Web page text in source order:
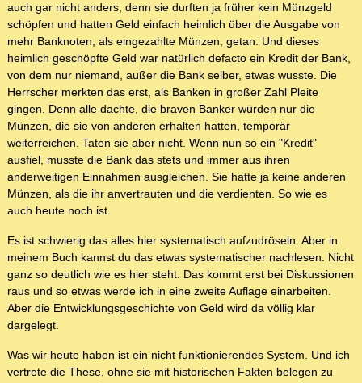
auch gar nicht anders, denn sie durften ja früher kein Münzgeld
schöpfen und hatten Geld einfach heimlich über die Ausgabe von
mehr Banknoten, als eingezahlte Münzen, getan. Und dieses
heimlich geschöpfte Geld war natürlich defacto ein Kredit der Bank,
von dem nur niemand, außer die Bank selber, etwas wusste. Die
Herrscher merkten das erst, als Banken in großer Zahl Pleite
gingen. Denn alle dachte, die braven Banker würden nur die
Münzen, die sie von anderen erhalten hatten, temporär
weiterreichen. Taten sie aber nicht. Wenn nun so ein "Kredit"
ausfiel, musste die Bank das stets und immer aus ihren
anderweitigen Einnahmen ausgleichen. Sie hatte ja keine anderen
Münzen, als die ihr anvertrauten und die verdienten. So wie es
auch heute noch ist.
Es ist schwierig das alles hier systematisch aufzudröseln. Aber in
meinem Buch kannst du das etwas systematischer nachlesen. Nicht
ganz so deutlich wie es hier steht. Das kommt erst bei Diskussionen
raus und so etwas werde ich in eine zweite Auflage einarbeiten.
Aber die Entwicklungsgeschichte von Geld wird da völlig klar
dargelegt.
Was wir heute haben ist ein nicht funktionierendes System. Und ich
vertrete die These, ohne sie mit historischen Fakten belegen zu